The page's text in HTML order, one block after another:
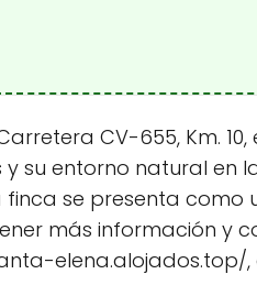
CV-655, Km.
su entorno natural en
se presenta
más información y